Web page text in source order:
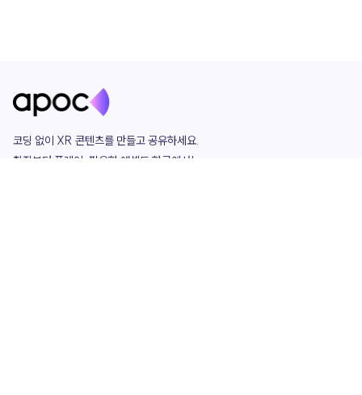
코딩 없이 XR 콘텐츠를 만들고 공유하세요.
창작부터 플레이, 필요한 애셋도 한곳에서!